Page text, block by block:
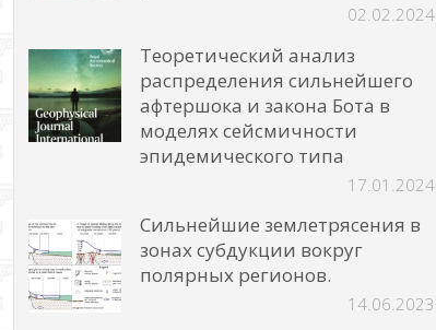
02.02.2024
Теоретический анализ
распределения сильнейшего
афтершока и закона Бота в
моделях сейсмичности
эпидемического типа
17.01.2024
Сильнейшие землетрясения в
зонах субдукции вокруг
полярных регионов.
14.06.2023